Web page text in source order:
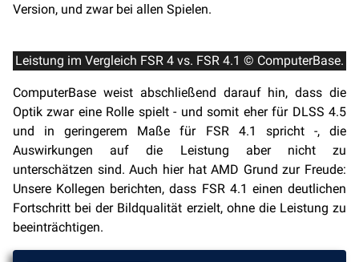
Version, und zwar bei allen Spielen.
Leistung im Vergleich FSR 4 vs. FSR 4.1 © ComputerBase.
ComputerBase weist abschließend darauf hin, dass die
Optik zwar eine Rolle spielt - und somit eher für DLSS 4.5
und in geringerem Maße für FSR 4.1 spricht -, die
Auswirkungen auf die Leistung aber nicht zu
unterschätzen sind. Auch hier hat AMD Grund zur Freude:
Unsere Kollegen berichten, dass FSR 4.1 einen deutlichen
Fortschritt bei der Bildqualität erzielt, ohne die Leistung zu
beeinträchtigen.